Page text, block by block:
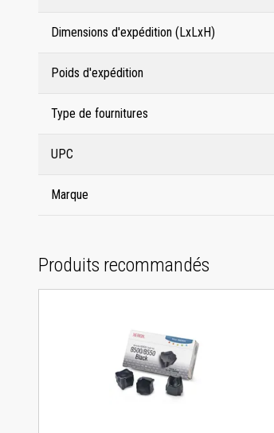
Dimensions d'expédition (LxLxH)
Poids d'expédition
Type de fournitures
UPC
Marque
Produits recommandés